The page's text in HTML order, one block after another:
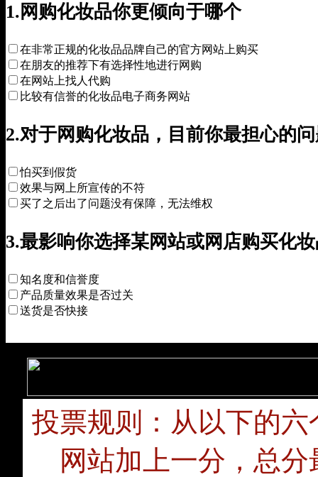
1.网购化妆品你更倾向于哪个
在非常正规的化妆品品牌自己的官方网站上购买
在朋友的推荐下有选择性地进行网购
在网站上找人代购
比较有信誉的化妆品电子商务网站
2.对于网购化妆品，目前你最担心的
怕买到假货
效果与网上所宣传的不符
买了之后出了问题没有保障，无法维权
3.最影响你选择某网站或网店购买化
知名度和信誉度
产品质量效果是否过关
送货是否快接
投票规则：从以下的
网站加上一分，总